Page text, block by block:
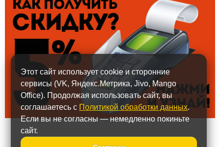
Этот сайт использует cookie и сторонние
сервисы (VK, Яндекс.Метрика, Jivo, Mango
Office). Продолжая использовать сайт, вы
соглашаетесь с Политикой обработки данных.
Если вы не согласны — немедленно покиньте
сайт.